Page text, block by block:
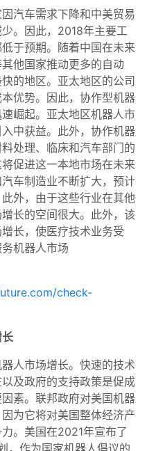
汽车需求下降和中美贸易
。因此，2018年主要工
于预期。随着中国在未来
他国家推动更多的自动
的地区。亚太地区的公司
优势。因此，协作型机器
崛起。亚太地区机器人市
中获益。此外，协作机器
处理、临床和汽车部门的
促进这一本地市场在未来
车制造业不断扩大，预计
外，由于这些行业在其他
长的空间很大。此外，该
长，使医疗技术业务受
机器人市场
check-
人市场增长。快速的技术
及政府的支持政策是促成
素。联邦政府对美国机器
为它将对美国整体经济产
。美国在2021年宣布了
，作为国家机器人倡议的